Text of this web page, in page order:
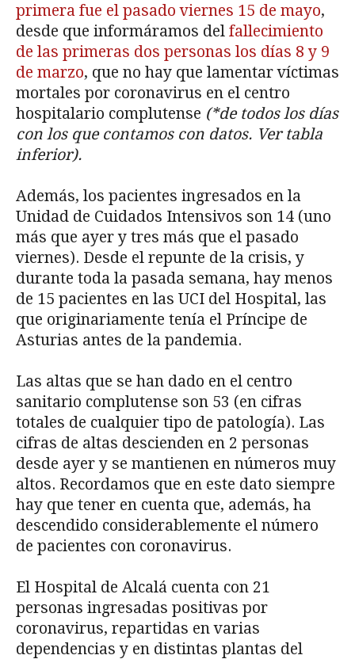
primera fue el pasado viernes 15 de mayo,
desde que informáramos del fallecimiento
de las primeras dos personas los días 8 y 9
de marzo, que no hay que lamentar víctimas
mortales por coronavirus en el centro
hospitalario complutense (*de todos los días
con los que contamos con datos. Ver tabla
inferior).
Además, los pacientes ingresados en la
Unidad de Cuidados Intensivos son 14 (uno
más que ayer y tres más que el pasado
viernes). Desde el repunte de la crisis, y
durante toda la pasada semana, hay menos
de 15 pacientes en las UCI del Hospital, las
que originariamente tenía el Príncipe de
Asturias antes de la pandemia.
Las altas que se han dado en el centro
sanitario complutense son 53 (en cifras
totales de cualquier tipo de patología). Las
cifras de altas descienden en 2 personas
desde ayer y se mantienen en números muy
altos. Recordamos que en este dato siempre
hay que tener en cuenta que, además, ha
descendido considerablemente el número
de pacientes con coronavirus.
El Hospital de Alcalá cuenta con 21
personas ingresadas positivas por
coronavirus, repartidas en varias
dependencias y en distintas plantas del